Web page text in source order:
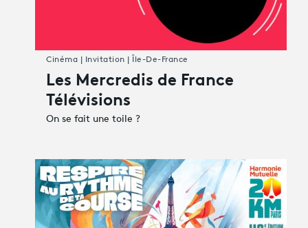
Les Mercredis de France
Télévisions
On se fait une toile ?
Cinéma | Invitation | Île-De-France